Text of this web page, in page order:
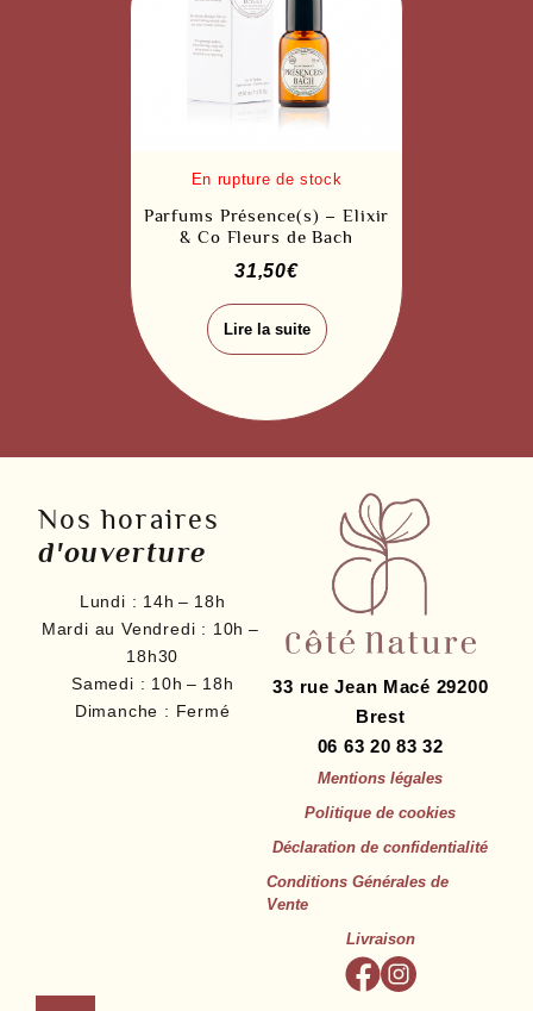
Parfums Présence(s) – Elixir
& Co Fleurs de Bach
31,50€
Lire la suite
33 rue Jean Macé 29200
Brest
06 63 20 83 32
Mentions légales
Politique de cookies
Déclaration de confidentialité
Conditions Générales de
Vente
Livraison
Nos horaires
d'ouverture
Lundi : 14h – 18h
Mardi au Vendredi : 10h –
18h30
Samedi : 10h – 18h
Dimanche : Fermé